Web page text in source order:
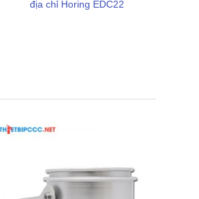
địa chỉ Horing EDC22